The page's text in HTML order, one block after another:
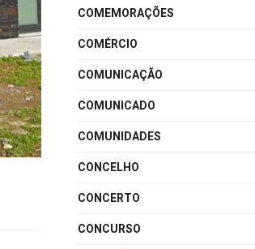
COMEMORAÇÕES
COMÉRCIO
COMUNICAÇÃO
COMUNICADO
COMUNIDADES
CONCELHO
CONCERTO
CONCURSO